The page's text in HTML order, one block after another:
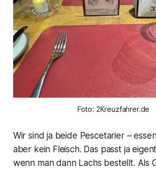
Foto: 2Kreuzfahrer.de
Wir sind ja beide Pescetarier –
aber kein Fleisch. Das passt ja
wenn man dann Lachs bestellt. Als